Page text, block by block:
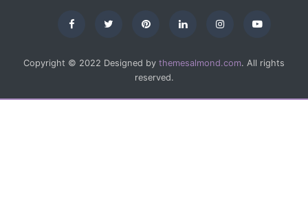
Copyright © 2022 Designed by themesalmond.com. All rights
reserved.